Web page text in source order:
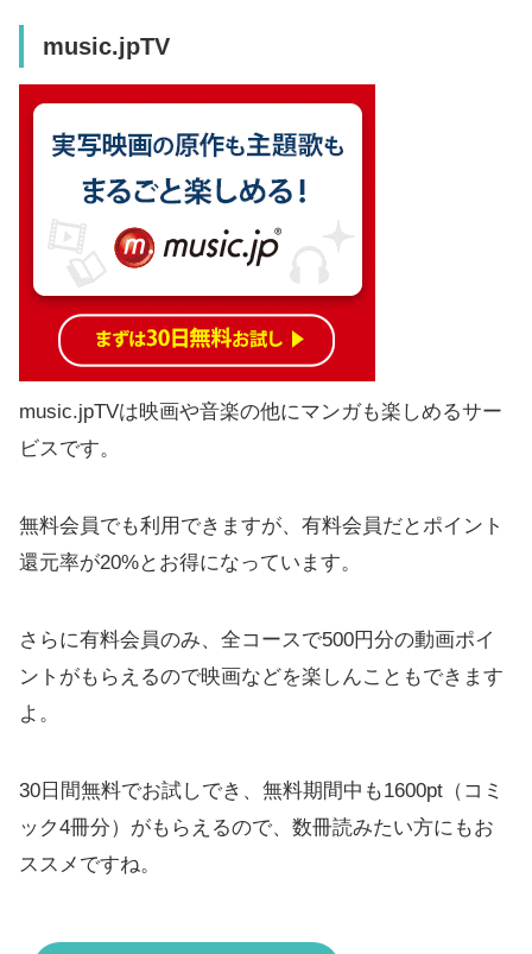
music.jpTV
music.jpTVは映画や音楽の他にマンガも楽しめるサー
ビスです。
無料会員でも利用できますが、有料会員だとポイント
還元率が20%とお得になっています。
さらに有料会員のみ、全コースで500円分の動画ポイ
ントがもらえるので映画などを楽しんこともできます
よ。
30日間無料でお試しでき、無料期間中も1600pt（コミ
ック4冊分）がもらえるので、数冊読みたい方にもお
ススメですね。